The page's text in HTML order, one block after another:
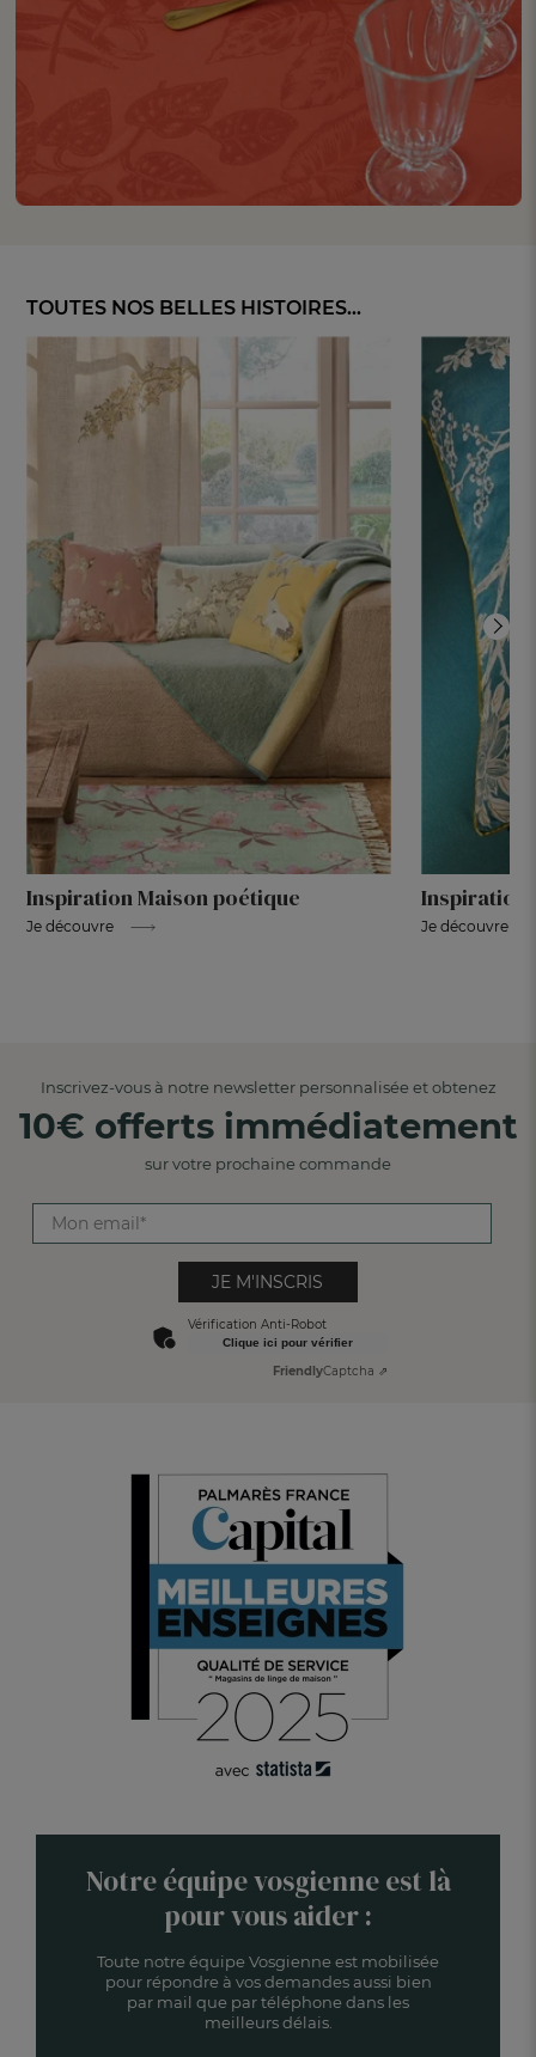
TOUTES NOS BELLES HISTOIRES...
Inspiration Maison poétique
Je découvre
Inspiration
Je découvre
Inscrivez-vous à notre newsletter personnalisée et obtenez
10€ offerts immédiatement
sur votre prochaine commande
JE M'INSCRIS
Vérification Anti-Robot
Clique ici pour vérifier
FriendlyCaptcha ⇗
Notre équipe vosgienne est là
pour vous aider :
Toute notre équipe Vosgienne est mobilisée
pour répondre à vos demandes aussi bien
par mail que par téléphone dans les
meilleurs délais.